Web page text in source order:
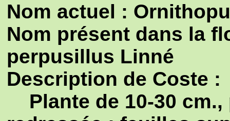
Nom actuel :
Nom présent dans la
perpusillus Linné
Description de Coste :
Plante de 10-30 cm.,